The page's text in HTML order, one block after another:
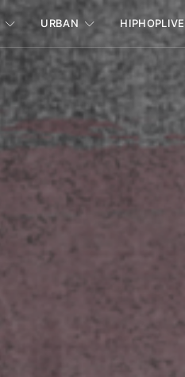
URBAN HIPHOPLIVE